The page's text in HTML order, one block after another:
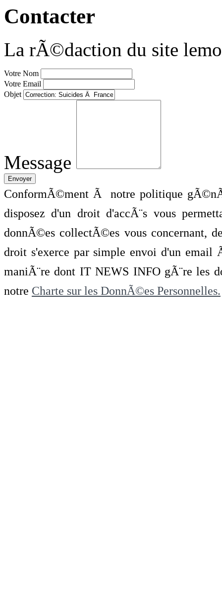
Contacter
La rÃ©daction du site
Votre Nom
Votre Email
Objet
Message
ConformÃ©ment Ã notre politique
disposez d'un droit d'accÃ¨s vous
donnÃ©es collectÃ©es vous concernant,
droit s'exerce par simple envoi d'un
maniÃ¨re dont IT NEWS INFO gÃ¨re les
notre Charte sur les DonnÃ©es Personnelles.